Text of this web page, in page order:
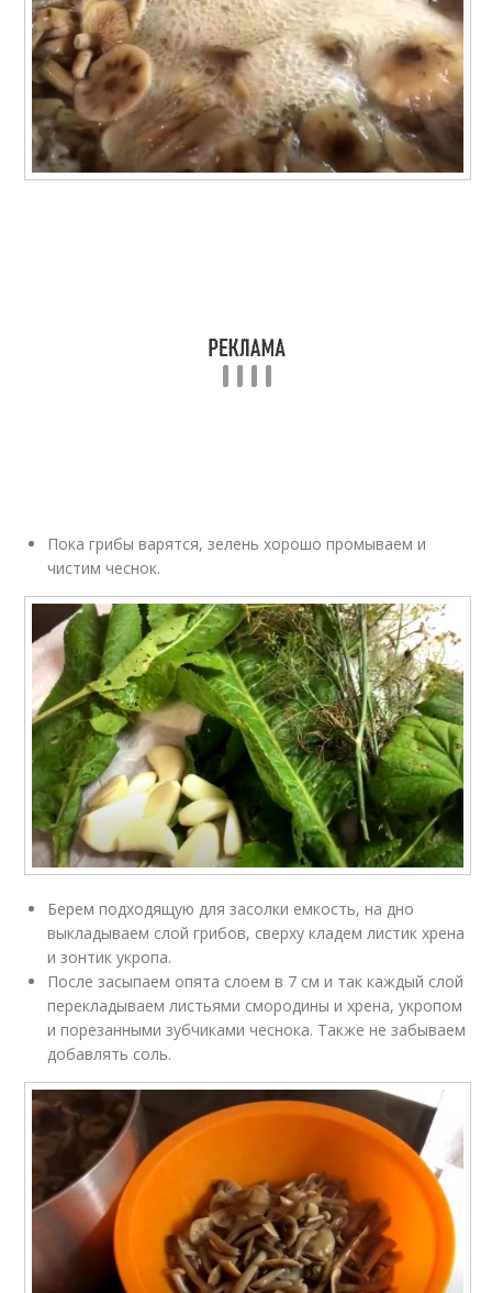
Пока грибы варятся, зелень хорошо промываем и
чистим чеснок.
Берем подходящую для засолки емкость, на дно
выкладываем слой грибов, сверху кладем листик хрена
и зонтик укропа.
После засыпаем опята слоем в 7 см и так каждый слой
перекладываем листьями смородины и хрена, укропом
и порезанными зубчиками чеснока. Также не забываем
добавлять соль.